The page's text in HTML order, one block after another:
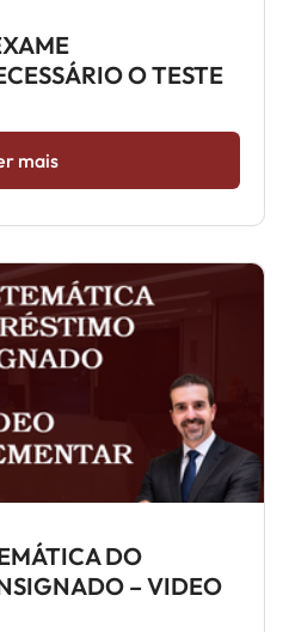
O TESTE
mais
DO
– VIDEO